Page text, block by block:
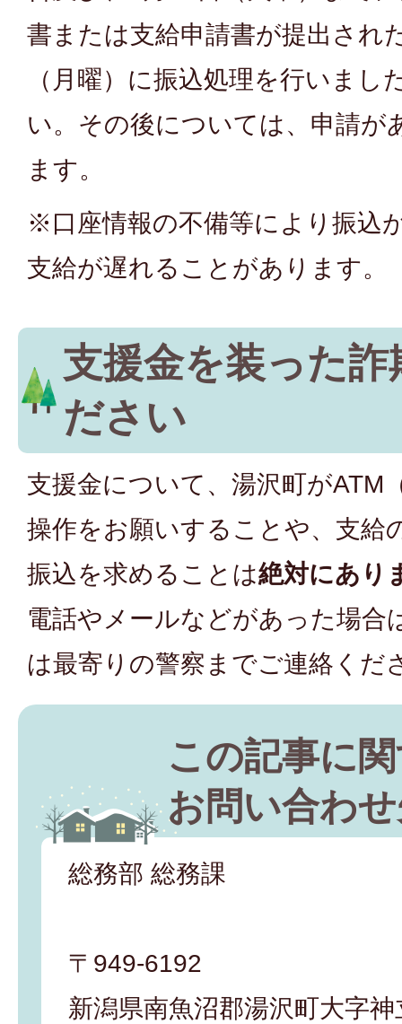
書または支給申請書が提出され
（月曜）に振込処理を行いまし
い。その後については、申請が
ます。
※口座情報の不備等により振込
支給が遅れることがあります。
支援金を装った
ださい
支援金について、湯沢町がATM
操作をお願いすることや、支給
振込を求めることは絶対にあり
電話やメールなどがあった場合
は最寄りの警察までご連絡くだ
この記事に
お問い合わ
総務部 総務課
〒949-6192
新潟県南魚沼郡湯沢町大字